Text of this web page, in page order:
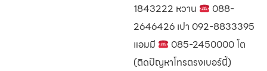
1843222 หวาน
088-
2646426 เปา 092-8833395
แอมมี
085-2450000 โต
(ติดปัญหาโทรตรงเบอร์นี้)